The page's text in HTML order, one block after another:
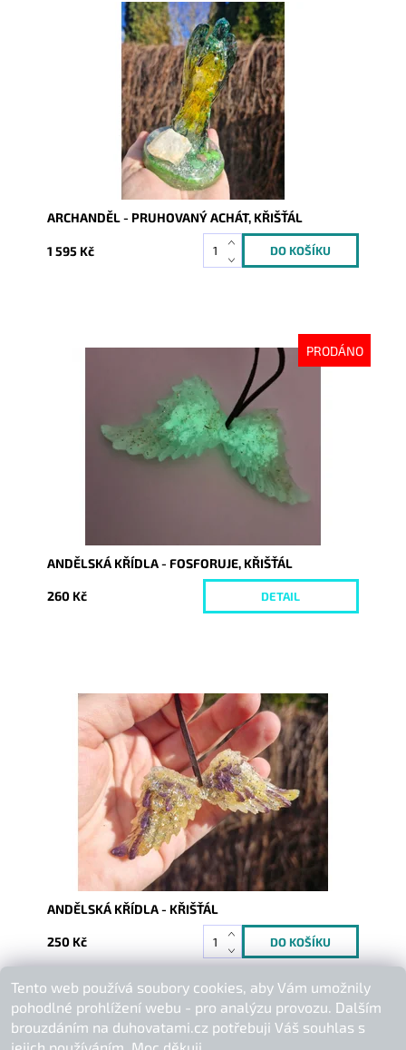
Skladem
10527
ARCHANDĚL - PRUHOVANÝ ACHÁT, KŘIŠŤÁL
1 595 Kč
PRODÁNO
Vyprodáno
10573
ANDĚLSKÁ KŘÍDLA - FOSFORUJE, KŘIŠŤÁL
260 Kč DETAIL
Dostupnost:
Skladem
10574
ANDĚLSKÁ KŘÍDLA - KŘIŠŤÁL
250 Kč
Buďte první, kdo napíše příspěvek k této položce.
Přidat komentář
Tento web používá soubory cookies, aby Vám umožnily
pohodlné prohlížení webu - pro analýzu provozu. Dalším
brouzdáním na duhovatami.cz potřebuji Váš souhlas s